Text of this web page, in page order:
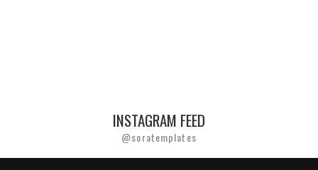
INSTAGRAM FEED
@soratemplates